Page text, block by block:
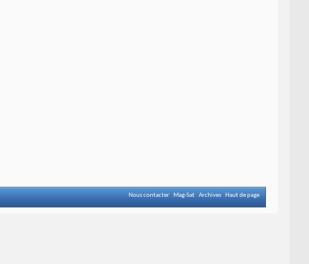
Nous contacter Mag-Sat Archives Haut de page